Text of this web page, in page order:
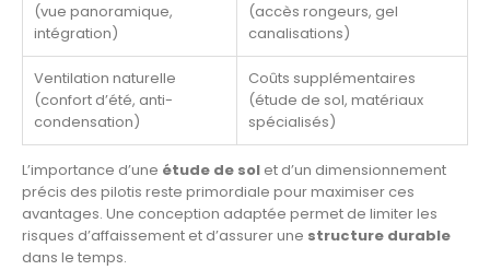
(vue panoramique,
intégration)
(accès rongeurs, gel
canalisations)
Ventilation naturelle
(confort d’été, anti-
condensation)
Coûts supplémentaires
(étude de sol, matériaux
spécialisés)
L’importance d’une étude de sol et d’un dimensionnement
précis des pilotis reste primordiale pour maximiser ces
avantages. Une conception adaptée permet de limiter les
risques d’affaissement et d’assurer une structure durable
dans le temps.